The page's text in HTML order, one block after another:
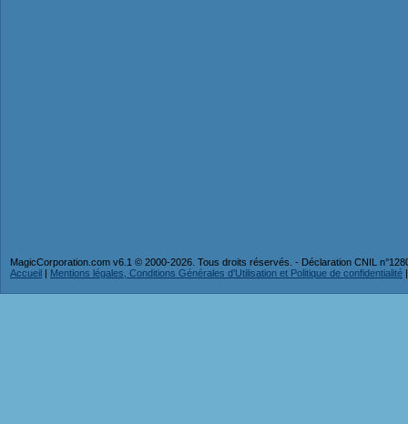
MagicCorporation.com v6.1 © 2000-2026. Tous droits réservés. - Déclaration CNIL
Accueil | Mentions légales, Conditions Générales d'Utilisation et Politique de confidentialité